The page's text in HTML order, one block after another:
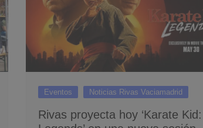
Eventos Noticias Rivas Vaciamadrid
Rivas proyecta hoy ‘Karate Kid: